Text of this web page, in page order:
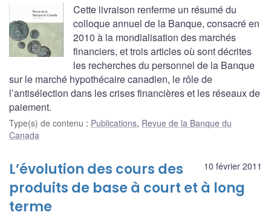
Cette livraison renferme un résumé du
colloque annuel de la Banque, consacré en
2010 à la mondialisation des marchés
financiers, et trois articles où sont décrites
les recherches du personnel de la Banque
sur le marché hypothécaire canadien, le rôle de
l’antisélection dans les crises financières et les réseaux de
paiement.
Type(s) de contenu : Publications, Revue de la Banque du
Canada
10 février 2011
L’évolution des cours des
produits de base à court et à long
terme